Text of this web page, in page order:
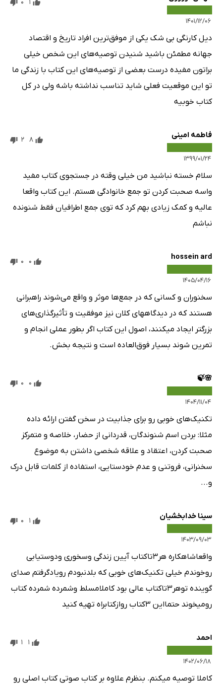
۱۴۰۱/۱۲/۰۶
1
0
دیل کارنگی بی شک یکی از موفق‌ترین افراد تاریخ و اقتصاد
جهانه مطمئن باشید شنیدن توصیه‌های این شخص خیلی
براتون مفیده درست بعضی از توصیه‌های این کتاب با زندگی ما
تو این موقعیت فعلی شاید تناسب نداشته باشه ولی در کل
کتاب خوبیه
فاطمه امینی
۱۳۹۹/۰۱/۲۴
8
2
سلام خسته نباشید من خیلی وقته در جستجو‌ی کتاب مفید
واسه صحبت کردن تو جمع خانوادگی هستم. این کتاب واقعا
عالیه و کمک زیادی بهم کرد که توی جمع اطرافیان فقط شنونده
نباشم
hossein ard
۱۴۰۵/۰۴/۱۶
0
0
سخنوران و کسانی که در جمع‌ها موثر و واقع می‌شوند راهبرانی
هستند که در دیدگاههای کلان نیز موفقیت و تأثیرگذاری‌های
بزرگتر ایجاد میکنند، اصول این کتاب اگر بطور عملی انجام و
تمرین شوند بسیار فوق‌العاده است و نتیجه بخش.
🌸🍃
۱۴۰۴/۱۱/۰۴
0
0
تکنیک‌های خوبی رو برای جذابیت در سخن گفتن ارائه داده
مثلا: بردن اسم شنوندگان، قدردانی از حضار، خلاصه و متمرکز
صحبت کردن، اعتقاد و علاقه شخصی داشتن به موضوع
سخنرانی، فروتنی و عدم خودستایی، استفاده از کلمات قابل درک
و...
سینا خدابخشیان
۱۴۰۳/۰۹/۰۳
1
0
واقعاشاهکاره هر۳تاکتاب آیین زندگی وسخوری ودوستیابی
روخوندم خیلی تکنیک‌های خوبی که بلدنبودم رویادگرفتم صدای
گوینده توهر۳تاکتاب عالی بود کاملامسلط وشمرده شمرده کتاب
رومیخوند حتمااین ۳کتاب روازکتابراه تهیه کنید
احمد
۱۴۰۲/۰۶/۱۸
1
1
کاملا توصیه میکنم. بنظرم علاوه بر کتاب صوتی کتاب اصلی رو